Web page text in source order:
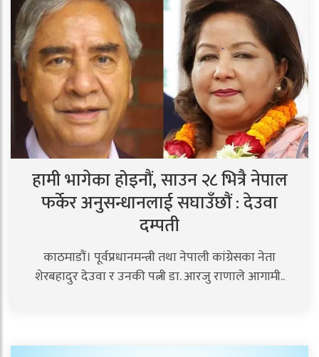
हामी भागेका होइनौं, साउन २८ भित्रै नेपाल
फर्केर अनुसन्धानलाई सघाउँछौं : देउवा
दम्पती
काठमाडाैं। पूर्वप्रधानमन्त्री तथा नेपाली कांग्रेसका नेता
शेरबहादुर देउवा र उनकी पत्नी डा. आरजु राणाले आगामी..